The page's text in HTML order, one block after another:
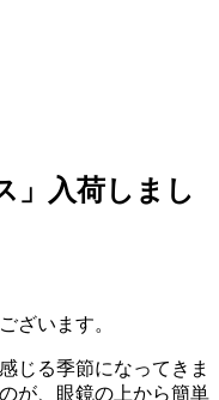
」入荷しまし
ざいます。
じる季節になってきま
が、眼鏡の上から簡単